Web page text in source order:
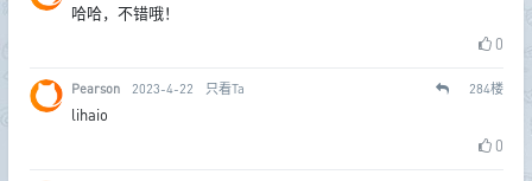
哈哈，不错哦！
0
Pearson 2023-4-22 只看Ta 284楼
lihaio
0